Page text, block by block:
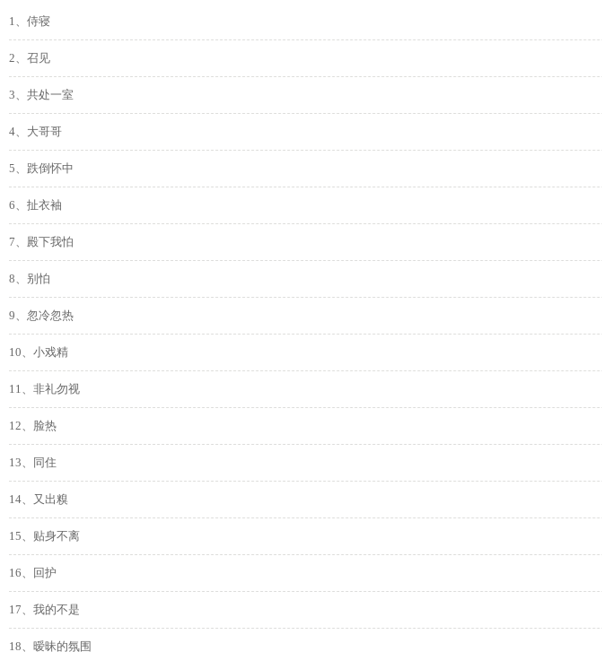
1、侍寝
2、召见
3、共处一室
4、大哥哥
5、跌倒怀中
6、扯衣袖
7、殿下我怕
8、别怕
9、忽冷忽热
10、小戏精
11、非礼勿视
12、脸热
13、同住
14、又出糗
15、贴身不离
16、回护
17、我的不是
18、暧昧的氛围